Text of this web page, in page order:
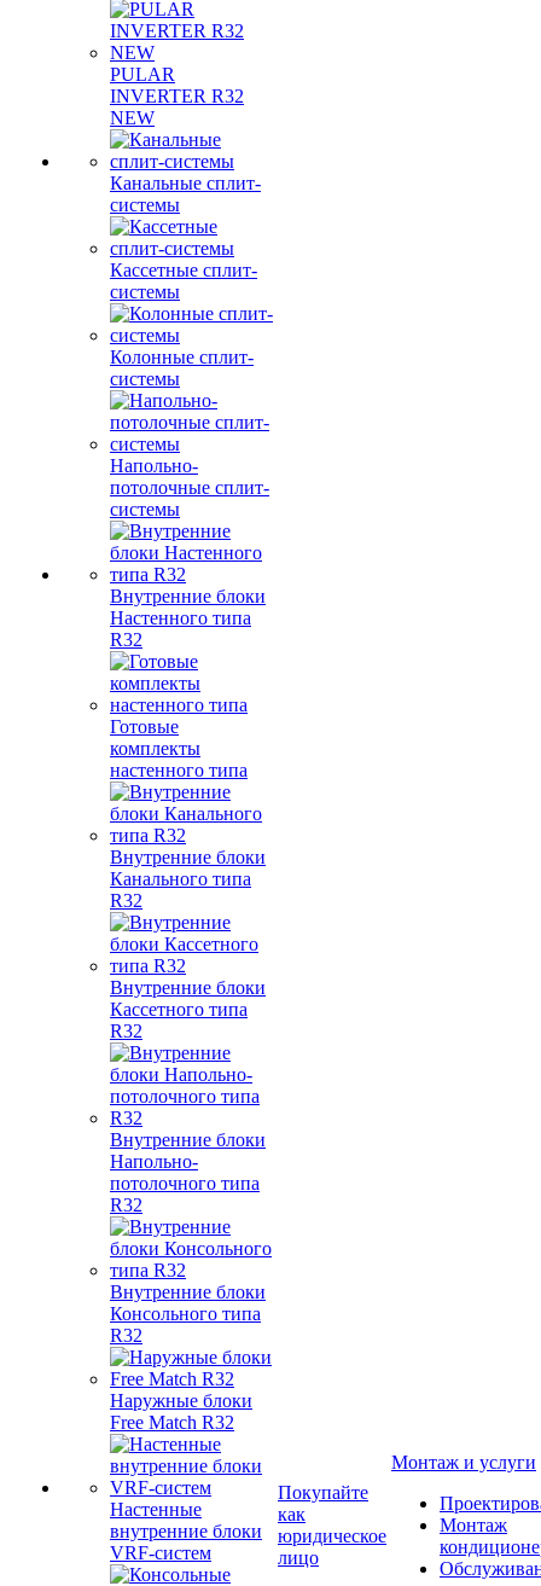
PULAR
INVERTER R32
NEW
Канальные сплит-
системы
Кассетные сплит-
системы
Колонные сплит-
системы
Напольно-
потолочные сплит-
системы
Внутренние блоки
Настенного типа
R32
Готовые
комплекты
настенного типа
Внутренние блоки
Канального типа
R32
Внутренние блоки
Кассетного типа
R32
Внутренние блоки
Напольно-
потолочного типа
R32
Внутренние блоки
Консольного типа
R32
Наружные блоки
Free Match R32
Настенные
внутренние блоки
VRF-систем
Покупайте
как
юридическое
лицо
Монтаж и услуги
Монтаж